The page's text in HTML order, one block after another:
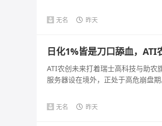
无名 昨天
日化1%皆是刀口舔血，ATI
ATI农创未来打着瑞士高科技与助农
服务器设在境外，正处于高危崩盘
无名 昨天